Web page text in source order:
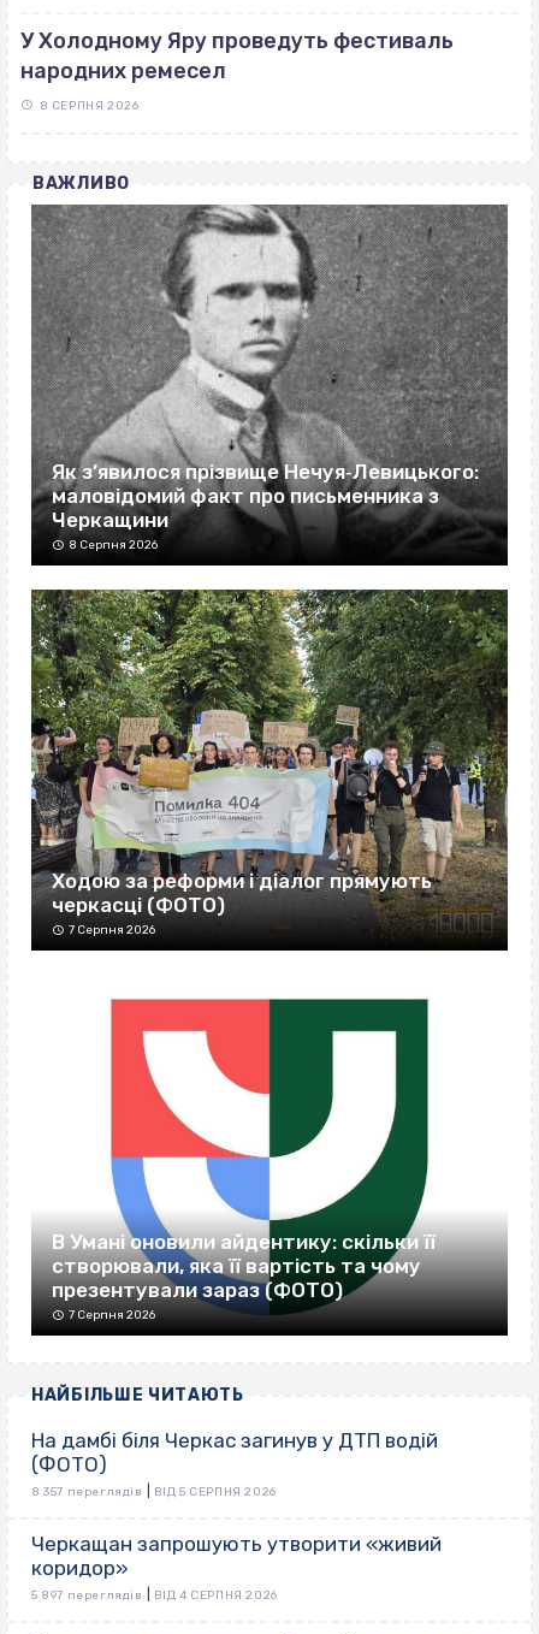
У Холодному Яру проведуть фестиваль
народних ремесел
8 СЕРПНЯ 2026
ВАЖЛИВО
Як з’явилося прізвище Нечуя‐Левицького:
маловідомий факт про письменника з
Черкащини
8 Серпня 2026
Ходою за реформи і діалог прямують
черкасці (ФОТО)
7 Серпня 2026
В Умані оновили айдентику: скільки її
створювали, яка її вартість та чому
презентували зараз (ФОТО)
7 Серпня 2026
НАЙБІЛЬШЕ ЧИТАЮТЬ
На дамбі біля Черкас загинув у ДТП водій
(ФОТО)
8 357 переглядів ВІД 5 СЕРПНЯ 2026
Черкащан запрошують утворити «живий
коридор»
5 897 переглядів ВІД 4 СЕРПНЯ 2026